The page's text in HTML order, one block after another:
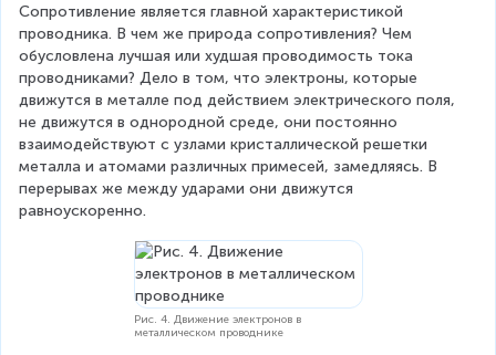
c
{
1
}
{
R
}
{
\
(
I
=
\
d
fr
a
c
Сопротивление является главной характеристикой
проводника. В чем же природа сопротивления? Чем
обусловлена лучшая или худшая проводимость тока
проводниками? Дело в том, что электроны, которые
движутся в металле под действием электрического поля,
не движутся в однородной среде, они постоянно
взаимодействуют с узлами кристаллической решетки
металла и атомами различных примесей, замедляясь. В
перерывах же между ударами они движутся
равноускоренно.
Рис. 4. Движение электронов в
металлическом проводнике